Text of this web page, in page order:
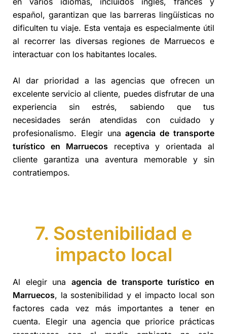
español, garantizan que las barreras lingüísticas no
dificulten tu viaje. Esta ventaja es especialmente útil
al recorrer las diversas regiones de Marruecos e
interactuar con los habitantes locales.
Al dar prioridad a las agencias que ofrecen un
excelente servicio al cliente, puedes disfrutar de una
experiencia sin estrés, sabiendo que tus
necesidades serán atendidas con cuidado y
profesionalismo. Elegir unaagencia de transporte
turístico en Marruecosreceptiva y orientada al
cliente garantiza una aventura memorable y sin
contratiempos.
7. Sostenibilidad e
impacto local
Al elegir unaagencia de transporte turístico en
Marruecos, la sostenibilidad y el impacto local son
factores cada vez más importantes a tener en
cuenta. Elegir una agencia que priorice prácticas